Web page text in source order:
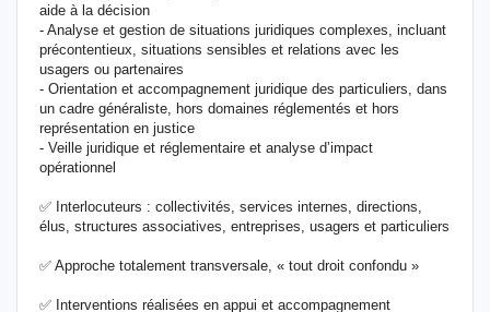
aide à la décision
- Analyse et gestion de situations juridiques complexes, incluant
précontentieux, situations sensibles et relations avec les
usagers ou partenaires
- Orientation et accompagnement juridique des particuliers, dans
un cadre généraliste, hors domaines réglementés et hors
représentation en justice
- Veille juridique et réglementaire et analyse d’impact
opérationnel
✅ Interlocuteurs : collectivités, services internes, directions,
élus, structures associatives, entreprises, usagers et particuliers
✅ Approche totalement transversale, « tout droit confondu »
✅ Interventions réalisées en appui et accompagnement